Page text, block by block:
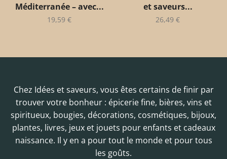
Méditerranée – avec...
19,59 €
et saveurs...
26,49 €
Chez Idées et saveurs, vous êtes certains de finir par
trouver votre bonheur : épicerie fine, bières, vins et
spiritueux, bougies, décorations, cosmétiques, bijoux,
plantes, livres, jeux et jouets pour enfants et cadeaux
naissance. Il y en a pour tout le monde et pour tous
les goûts.